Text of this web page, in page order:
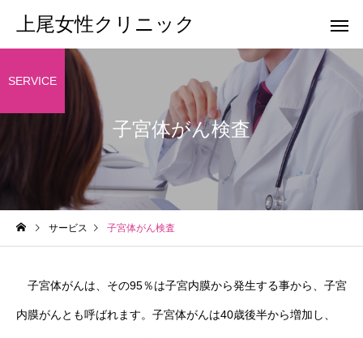
上尾女性クリニック
子宮体がん検査
SERVICE
サービス 子宮体がん検査
子宮体がんは、その95％は子宮内膜から発生する事から、子宮
内膜がんとも呼ばれます。子宮体がんは40歳後半から増加し、